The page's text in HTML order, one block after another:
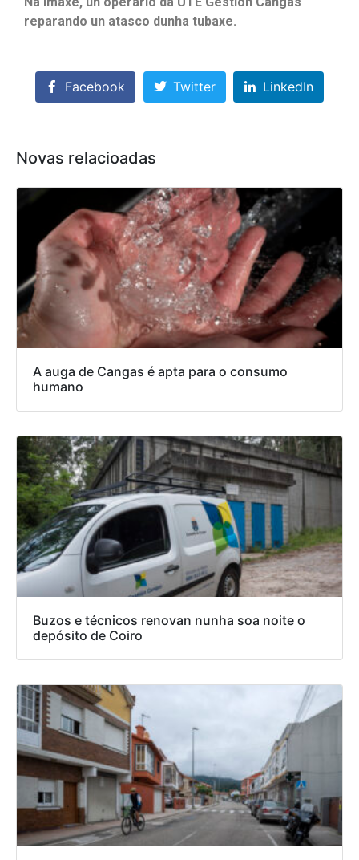
reparando un atasco dunha tubaxe.
Facebook Twitter LinkedIn
Novas relacioadas
A auga de Cangas é apta para o consumo
humano
Buzos e técnicos renovan nunha soa noite o
depósito de Coiro